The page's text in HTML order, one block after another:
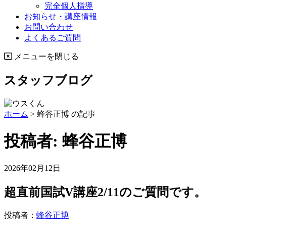
完全個人指導
お知らせ・講座情報
お問い合わせ
よくあるご質問
メニューを閉じる
スタッフブログ
ホーム > 蜂谷正博 の記事
投稿者: 蜂谷正博
2026年02月12日
超直前国試V講座2/11のご質問です。
投稿者： 蜂谷正博